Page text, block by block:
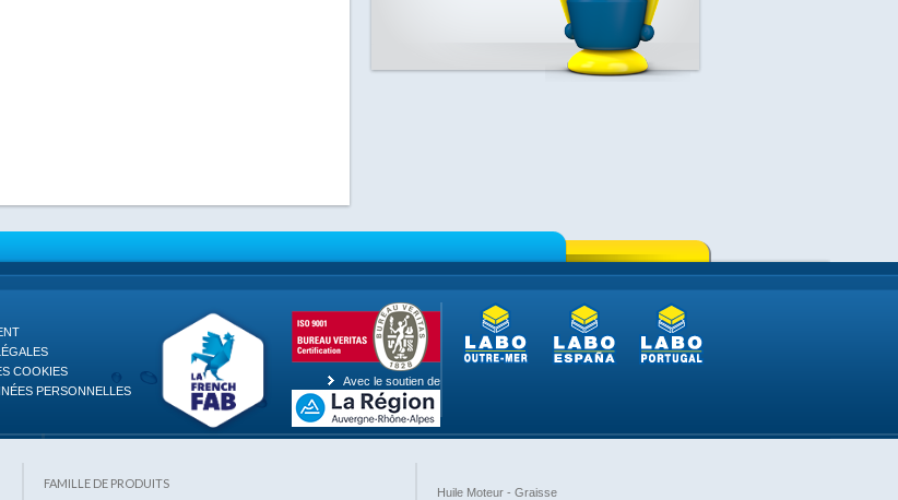
COOKIES
PERSONNELLES
Avec le soutien de
FAMILLE DE PRODUITS
Huile Moteur - Graisse